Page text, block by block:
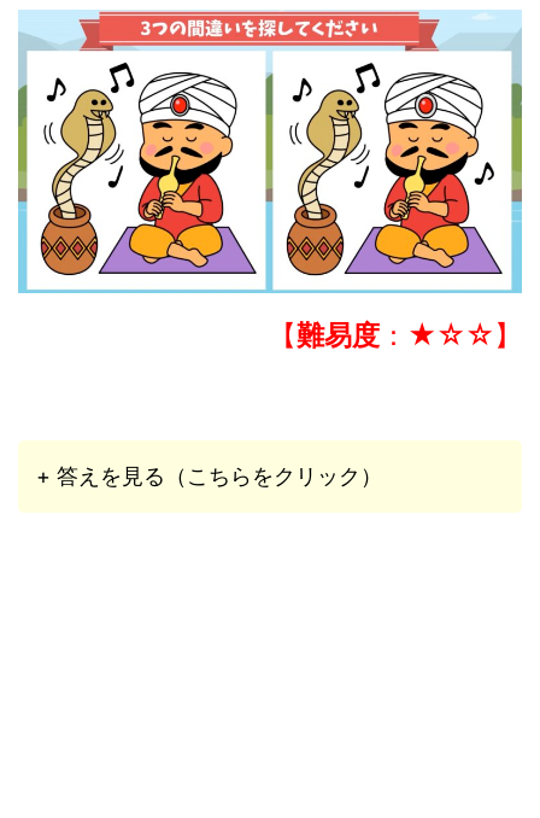
【難易度 ：★☆☆】
+ 答えを見る（こちらをクリック）